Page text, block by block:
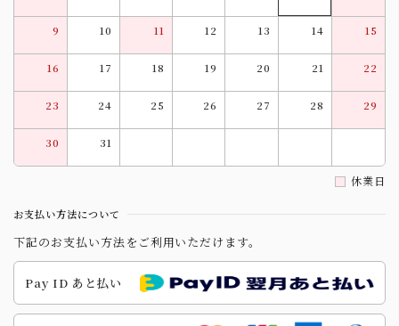
9 10 11 12 13 14 15
16 17 18 19 20 21 22
23 24 25 26 27 28 29
30 31
休業日
お支払い方法について
下記のお支払い方法をご利用いただけます。
Pay ID あと払い